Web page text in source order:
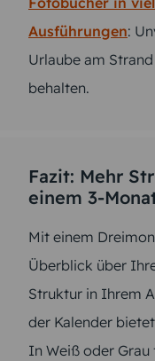
Ausführungen:
Urlaube am
behalten.
Fazit: Mehr
einem 3-
Mit einem
Überblick über
Struktur in Ihrem
der Kalender
In Weiß oder